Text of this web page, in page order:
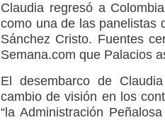
Claudia regresó a
como una de las panelistas
Sánchez Cristo. Fuentes
Semana.com que Palacios
El desembarco de
cambio de visión en los
“la Administración